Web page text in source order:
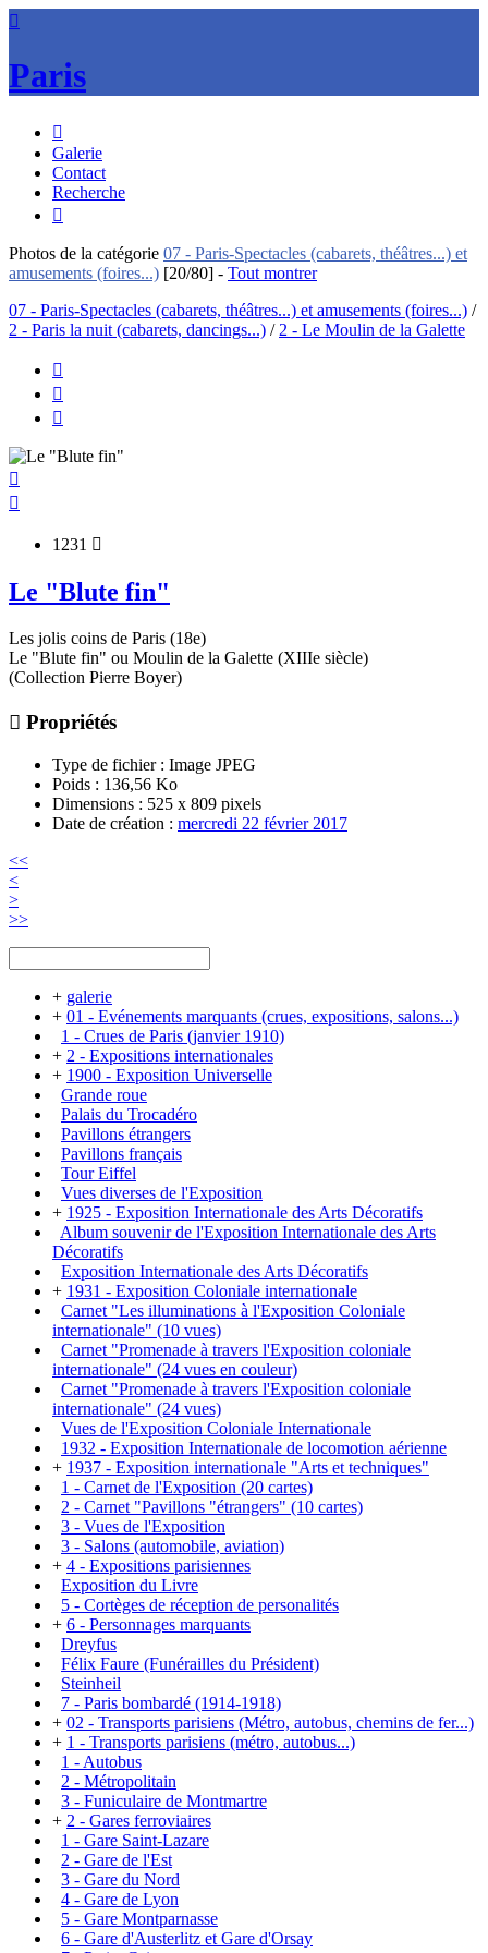

Paris

Galerie
Contact
Recherche

Photos de la catégorie 07 - Paris-Spectacles (cabarets, théâtres...) et
amusements (foires...) [20/80] - Tout montrer
07 - Paris-Spectacles (cabarets, théâtres...) et amusements (foires...) /
2 - Paris la nuit (cabarets, dancings...) / 2 - Le Moulin de la Galette





1231 
Le "Blute fin"
Les jolis coins de Paris (18e)
Le "Blute fin" ou Moulin de la Galette (XIIIe siècle)
(Collection Pierre Boyer)
 Propriétés
Type de fichier: Image JPEG
Poids : 136,56 Ko
Dimensions : 525 x 809 pixels
Date de création : mercredi 22 février 2017
<<
<
>
>>
+ galerie
+ 01 - Evénements marquants (crues, expositions, salons...)
1 - Crues de Paris (janvier 1910)
+ 2 - Expositions internationales
+ 1900 - Exposition Universelle
Grande roue
Palais du Trocadéro
Pavillons étrangers
Pavillons français
Tour Eiffel
Vues diverses de l'Exposition
+ 1925 - Exposition Internationale des Arts Décoratifs
Album souvenir de l'Exposition Internationale des Arts
Décoratifs
Exposition Internationale des Arts Décoratifs
+ 1931 - Exposition Coloniale internationale
Carnet "Les illuminations à l'Exposition Coloniale
internationale" (10 vues)
Carnet "Promenade à travers l'Exposition coloniale
internationale" (24 vues en couleur)
Carnet "Promenade à travers l'Exposition coloniale
internationale" (24 vues)
Vues de l'Exposition Coloniale Internationale
1932 - Exposition Internationale de locomotion aérienne
+ 1937 - Exposition internationale "Arts et techniques"
1 - Carnet de l'Exposition (20 cartes)
2 - Carnet "Pavillons "étrangers" (10 cartes)
3 - Vues de l'Exposition
3 - Salons (automobile, aviation)
+ 4 - Expositions parisiennes
Exposition du Livre
5 - Cortèges de réception de personalités
+ 6 - Personnages marquants
Dreyfus
Félix Faure (Funérailles du Président)
Steinheil
7 - Paris bombardé (1914-1918)
+ 02 - Transports parisiens (Métro, autobus, chemins de fer...)
+ 1 - Transports parisiens (métro, autobus...)
1 - Autobus
2 - Métropolitain
3 - Funiculaire de Montmartre
+ 2 - Gares ferroviaires
1 - Gare Saint-Lazare
2 - Gare de l'Est
3 - Gare du Nord
4 - Gare de Lyon
5 - Gare Montparnasse
6 - Gare d'Austerlitz et Gare d'Orsay